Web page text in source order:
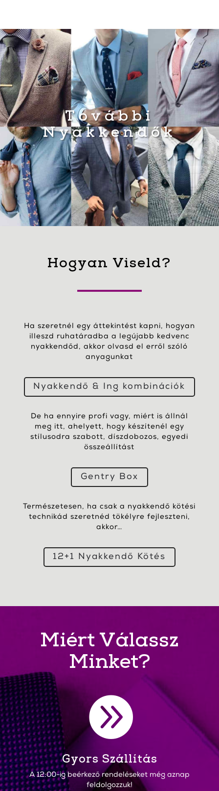
További
Nyakkendők
Hogyan Viseld?
Ha szeretnél egy áttekintést kapni, hogyan
illeszd ruhatáradba a legújabb kedvenc
nyakkendőd, akkor olvasd el erről szóló
anyagunkat
Nyakkendő & Ing kombinációk
De ha ennyire profi vagy, miért is állnál
meg itt, ahelyett, hogy készítenél egy
stílusodra szabott, díszdobozos, egyedi
összeállítást
Gentry Box
Természetesen, ha csak a nyakkendő kötési
technikád szeretnéd tökélyre fejleszteni,
akkor…
12+1 Nyakkendő Kötés
Miért Válassz
Minket?

Gyors Szállítás
A 12:00-ig beérkező rendeléseket még aznap
feldolgozzuk!